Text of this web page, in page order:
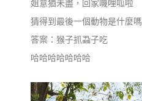
姐意猶未盡，回家嘰哩呱啦
猜得到最後一個動物是什麼嗎
答案：猴子抓蝨子吃
哈哈哈哈哈哈哈